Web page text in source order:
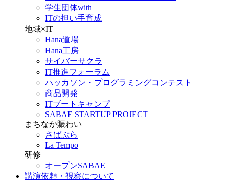
学生団体with
ITの担い手育成
地域×IT
Hana道場
Hana工房
サイバーサクラ
IT推進フォーラム
ハッカソン・プログラミングコンテスト
商品開発
ITブートキャンプ
SABAE STARTUP PROJECT
まちなか賑わい
さばぷら
La Tempo
研修
オープンSABAE
講演依頼・視察について